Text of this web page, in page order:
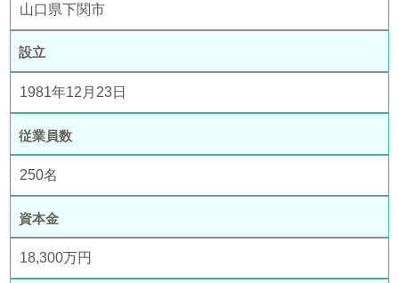
山口県下関市
設立
1981年12月23日
従業員数
250名
資本金
18,300万円